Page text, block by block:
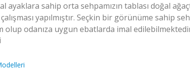
ayaklara sahip orta sehpamızın tablası doğal
yapılmıştır. Seçkin bir görünüme sahip
olup odanıza uygun ebatlarda imal